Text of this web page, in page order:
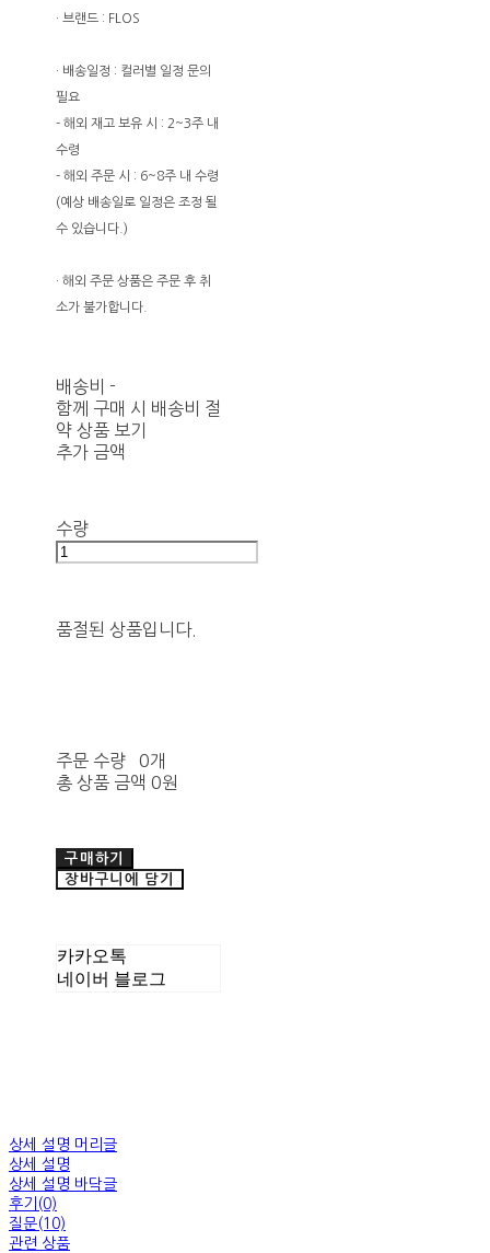
· 브랜드 : FLOS
· 배송일정 : 컬러별 일정 문의
필요
- 해외 재고 보유 시 : 2~3주 내
수령
- 해외 주문 시 : 6~8주 내 수령
(예상 배송일로 일정은 조정 될
수 있습니다.)
· 해외 주문 상품은 주문 후 취
소가 불가합니다.
배송비 -
함께 구매 시 배송비 절
약 상품 보기
추가 금액
수량
품절된 상품입니다.
주문 수량
0개
총 상품 금액 0원
구매하기
장바구니에 담기
카카오톡
네이버 블로그
상세 설명 머리글
상세 설명
상세 설명 바닥글
후기(0)
질문(10)
관련 상품